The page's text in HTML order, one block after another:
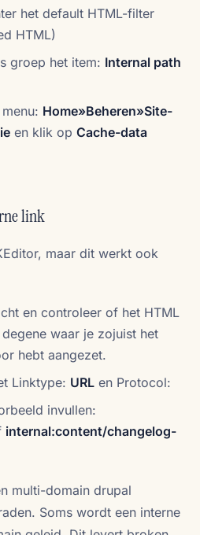
het default HTML-filter
HTML)
groep het item: Internal path
Home»Beheren»Site-
en klik op Cache-data
link
maar dit werkt ook
en controleer of het HTML
waar je zojuist het
hebt aangezet.
Linktype: URL en Protocol:
invullen:
internal:content/changelog-
multi-domain drupal
Soms wordt een interne